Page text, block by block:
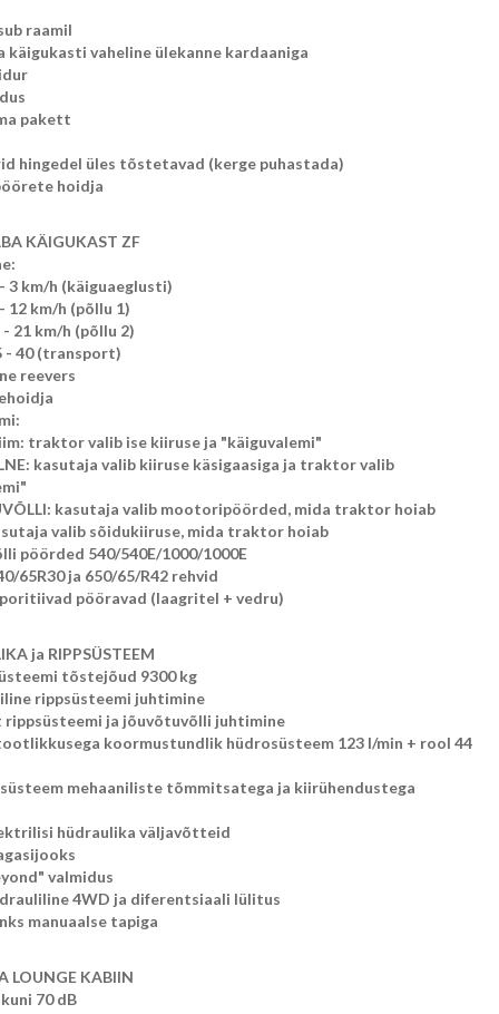
raamil
vaheline ülekanne kardaaniga
pakett
hingedel üles tõstetavad (kerge puhastada)
hoidja
KÄIGUKAST ZF
3 km/h (käiguaeglusti)
12 km/h (põllu 1)
21 km/h (põllu 2)
- 40 (transport)
reevers
traktor valib ise kiiruse ja "käiguvalemi"
kasutaja valib kiiruse käsigaasiga ja traktor valib
kasutaja valib mootoripöörded, mida traktor hoiab
valib sõidukiiruse, mida traktor hoiab
pöörded 540/540E/1000/1000E
65R30 ja 650/65/R42 rehvid
pööravad (laagritel + vedru)
ja RIPPSÜSTEEM
tõstejõud 9300 kg
rippsüsteemi juhtimine
ja jõuvõtuvõlli juhtimine
koormustundlik hüdrosüsteem 123 l/min + rool 44
mehaaniliste tõmmitsatega ja kiirühendustega
hüdraulika väljavõtteid
valmidus
4WD ja diferentsiaali lülitus
manuaalse tapiga
LOUNGE KABIIN
70 dB